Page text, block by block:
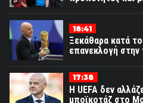
18:41
Ξεκάθαρα κατά
επανεκλογή στην
17:38
Η UEFA δεν
μποϊκοτάζ στο